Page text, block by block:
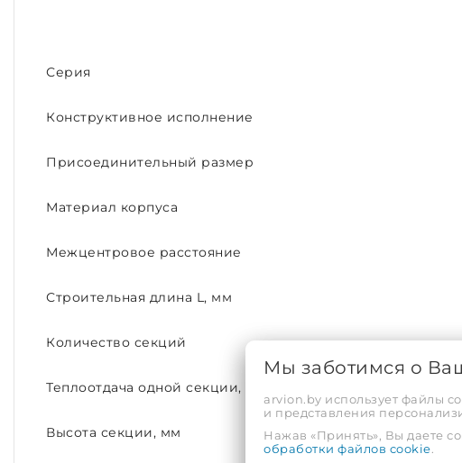
Серия
Конструктивное исполнение
Присоединительный размер
Материал корпуса
Межцентровое расстояние
Строительная длина L, мм
Количество секций
Теплоотдача одной секции, Вт.
Высота секции, мм
Мы заботимся о
arvion.by использует файлы
и представления
Нажав «Принять», Вы даете
обработки файлов cookie.